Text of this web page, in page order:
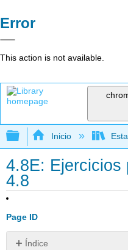
Error
This action is not available.
Expandir/
Inicio
4.8E: Ejercicios
4.8
Page ID
Índice